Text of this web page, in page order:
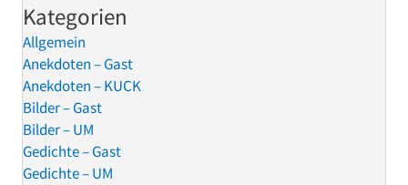
Kategorien
Allgemein
Anekdoten – Gast
Anekdoten – KUCK
Bilder – Gast
Bilder – UM
Gedichte – Gast
Gedichte – UM